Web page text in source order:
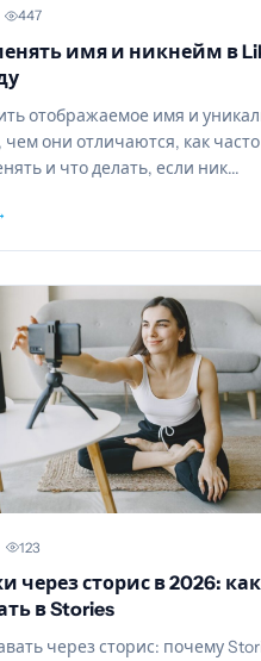
447
имя и никнейм в
отображаемое имя и
чем они отличаются, как часто
и что делать, если ник...
123
через сторис в 2026: как
в Stories
через сторис: почему